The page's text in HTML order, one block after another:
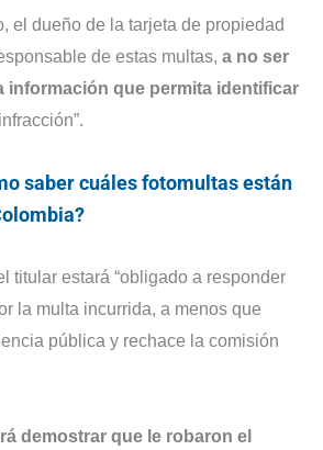
el dueño de la tarjeta de propiedad
de estas multas, a no ser
información que permita identificar
saber cuáles fotomultas están
titular estará “obligado a responder
la multa incurrida, a menos que
pública y rechace la comisión
demostrar que le robaron el